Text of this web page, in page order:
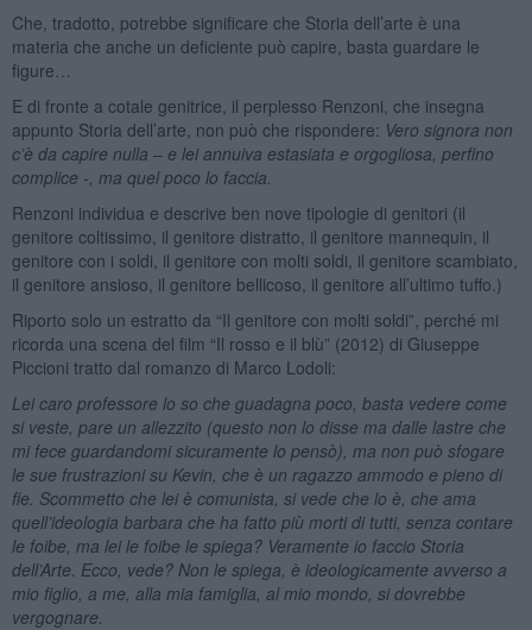
Che, tradotto, potrebbe significare che Storia dell’arte è una
materia che anche un deficiente può capire, basta guardare le
figure…
E di fronte a cotale genitrice, il perplesso Renzoni, che insegna
appunto Storia dell’arte, non può che rispondere: Vero signora non
c’è da capire nulla – e lei annuiva estasiata e orgogliosa, perfino
complice -, ma quel poco lo faccia.
Renzoni individua e descrive ben nove tipologie di genitori (il
genitore coltissimo, il genitore distratto, il genitore mannequin, il
genitore con i soldi, il genitore con molti soldi, il genitore scambiato,
il genitore ansioso, il genitore bellicoso, il genitore all’ultimo tuffo.)
Riporto solo un estratto da “Il genitore con molti soldi”, perché mi
ricorda una scena del film “Il rosso e il blù” (2012) di Giuseppe
Piccioni tratto dal romanzo di Marco Lodoli:
Lei caro professore lo so che guadagna poco, basta vedere come
si veste, pare un allezzito (questo non lo disse ma dalle lastre che
mi fece guardandomi sicuramente lo pensò), ma non può sfogare
le sue frustrazioni su Kevin, che è un ragazzo ammodo e pieno di
fie. Scommetto che lei è comunista, si vede che lo è, che ama
quell’ideologia barbara che ha fatto più morti di tutti, senza contare
le foibe, ma lei le foibe le spiega? Veramente io faccio Storia
dell’Arte. Ecco, vede? Non le spiega, è ideologicamente avverso a
mio figlio, a me, alla mia famiglia, al mio mondo, si dovrebbe
vergognare.